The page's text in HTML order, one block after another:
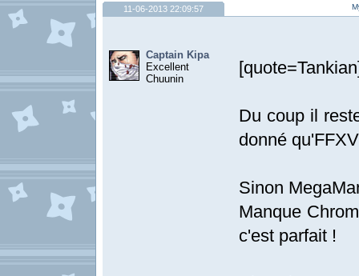
11-06-2013 22:09:57
Captain Kipa
Excellent
Chuunin
Du coup il
donné
Sinon
Manque
c'est parfait !